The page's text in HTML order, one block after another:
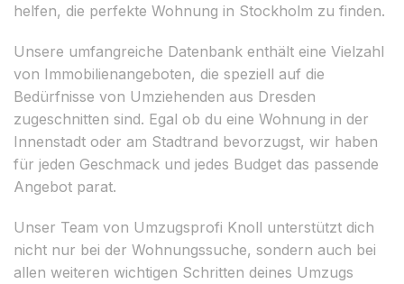
helfen, die perfekte Wohnung in Stockholm zu finden.
Unsere umfangreiche Datenbank enthält eine Vielzahl
von Immobilienangeboten, die speziell auf die
Bedürfnisse von Umziehenden aus Dresden
zugeschnitten sind. Egal ob du eine Wohnung in der
Innenstadt oder am Stadtrand bevorzugst, wir haben
für jeden Geschmack und jedes Budget das passende
Angebot parat.
Unser Team von Umzugsprofi Knoll unterstützt dich
nicht nur bei der Wohnungssuche, sondern auch bei
allen weiteren wichtigen Schritten deines Umzugs